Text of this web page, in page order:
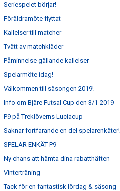
Seriespelet börjar!
Föräldramöte flyttat
Kallelser till matcher
Tvätt av matchkläder
Påminnelse gällande kallelser
Spelarmöte idag!
Välkommen till säsongen 2019!
Info om Bjäre Futsal Cup den 3/1-2019
P9 på Treklöverns Luciacup
Saknar fortfarande en del spelarenkäter!
SPELAR ENKÄT P9
Ny chans att hämta dina rabatthäften
Vinterträning
Tack för en fantastisk lördag & säsong